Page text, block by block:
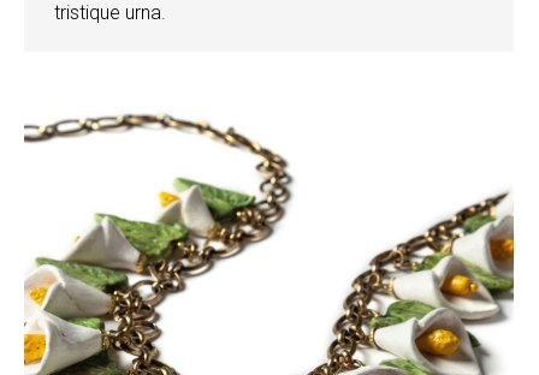
tristique urna.